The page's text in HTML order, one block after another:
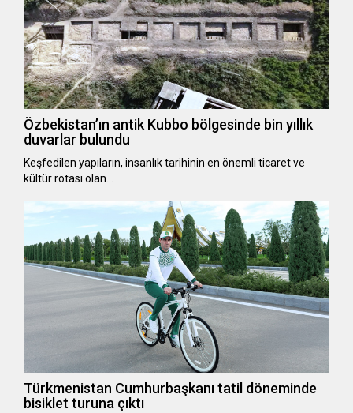
Özbekistan’ın antik Kubbo bölgesinde bin yıllık
duvarlar bulundu
Keşfedilen yapıların, insanlık tarihinin en önemli ticaret ve
kültür rotası olan…
Türkmenistan Cumhurbaşkanı tatil döneminde
bisiklet turuna çıktı